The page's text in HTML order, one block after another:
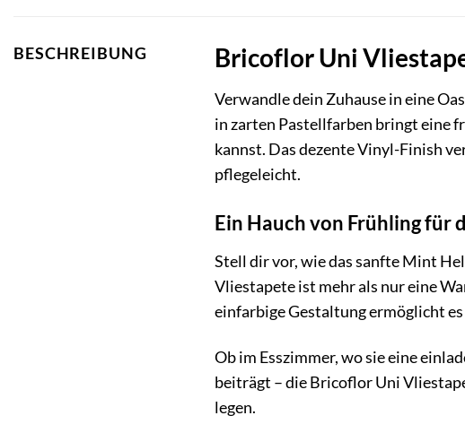
BESCHREIBUNG Bricoflor Uni
Verwandle dein Zuhause in eine
in zarten Pastellfarben bringt eine
kannst. Das dezente Vinyl-Finish
pflegeleicht.
Ein Hauch von Frühling für
Stell dir vor, wie das sanfte Mint
Vliestapete ist mehr als nur eine
einfarbige Gestaltung ermöglicht
Ob im Esszimmer, wo sie eine
beiträgt – die Bricoflor Uni
legen.